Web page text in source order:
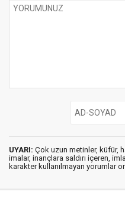
UYARI: Çok uzun metinler, küfür,
imalar, inançlara saldırı içeren,
karakter kullanılmayan yorumlar